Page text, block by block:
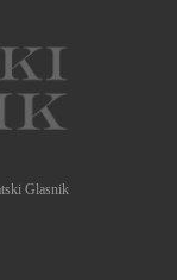
Glasnik